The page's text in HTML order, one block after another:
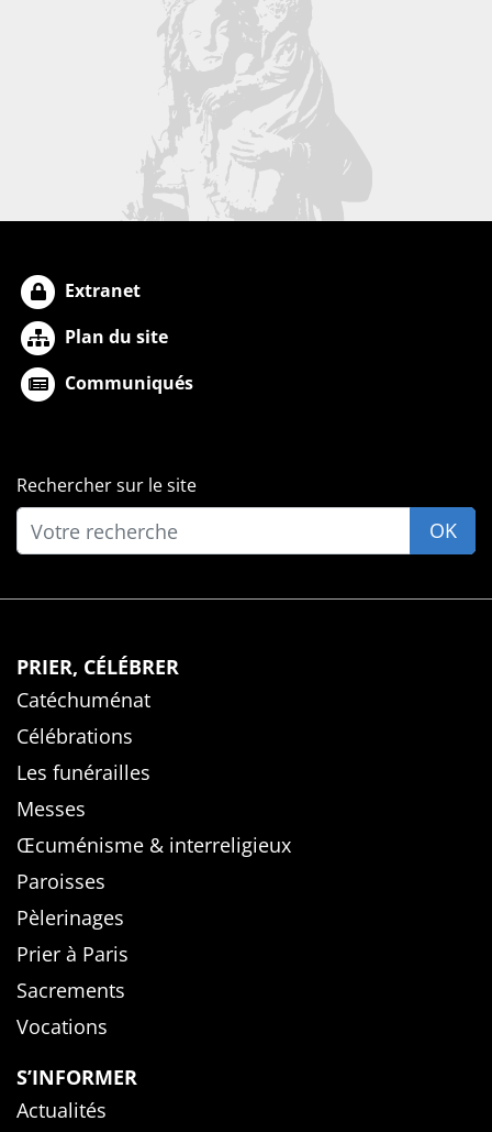
Extranet
Plan du site
Communiqués
Rechercher sur le site
OK
PRIER, CÉLÉBRER
Catéchuménat
Célébrations
Les funérailles
Messes
Œcuménisme & interreligieux
Paroisses
Pèlerinages
Prier à Paris
Sacrements
Vocations
S’INFORMER
Actualités